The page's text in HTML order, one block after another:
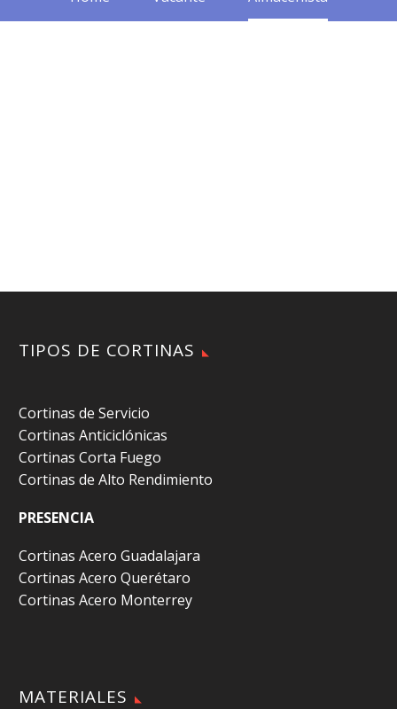
TIPOS DE CORTINAS
Cortinas de Servicio
Cortinas Anticiclónicas
Cortinas Corta Fuego
Cortinas de Alto Rendimiento
PRESENCIA
Cortinas Acero Guadalajara
Cortinas Acero Querétaro
Cortinas Acero Monterrey
MATERIALES